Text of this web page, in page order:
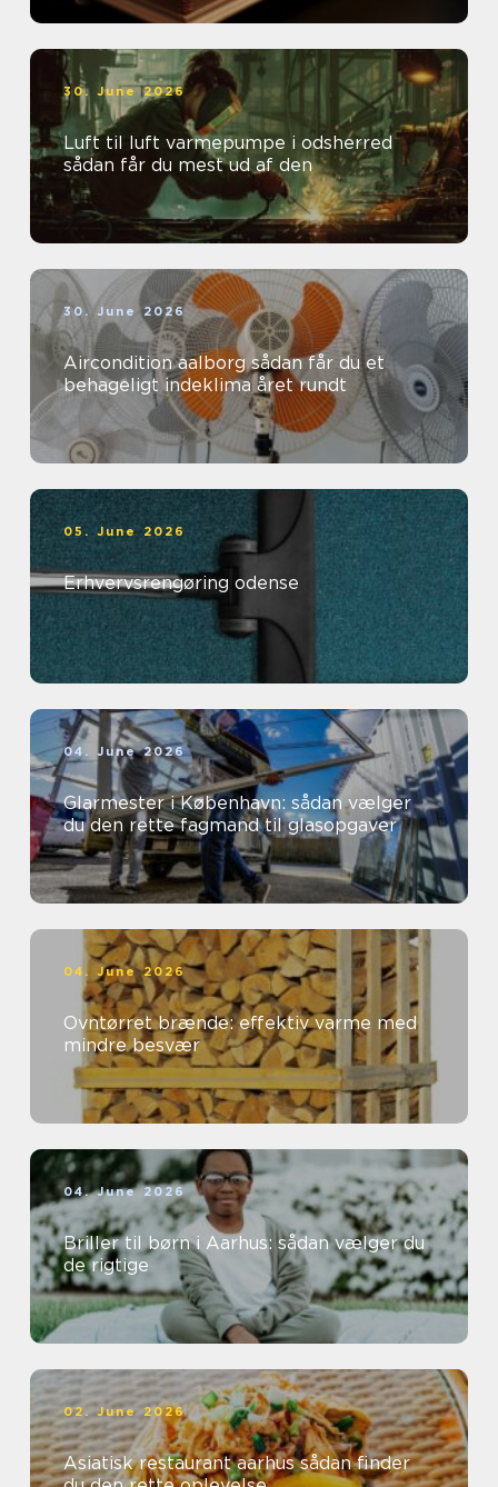
30. June 2026
Luft til luft varmepumpe i odsherred
sådan får du mest ud af den
30. June 2026
Aircondition aalborg sådan får du et
behageligt indeklima året rundt
05. June 2026
Erhvervsrengøring odense
04. June 2026
Glarmester i København: sådan vælger
du den rette fagmand til glasopgaver
04. June 2026
Ovntørret brænde: effektiv varme med
mindre besvær
04. June 2026
Briller til børn i Aarhus: sådan vælger du
de rigtige
02. June 2026
Asiatisk restaurant aarhus sådan finder